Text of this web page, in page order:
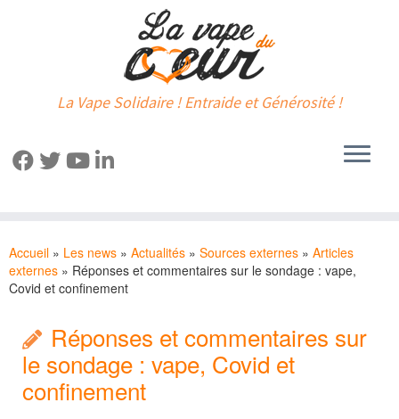
au
contenu
La Vape Solidaire ! Entraide et Générosité !
Accueil » Les news » Actualités » Sources externes » Articles
externes » Réponses et commentaires sur le sondage : vape,
Covid et confinement
Réponses et commentaires sur
le sondage : vape, Covid et
confinement